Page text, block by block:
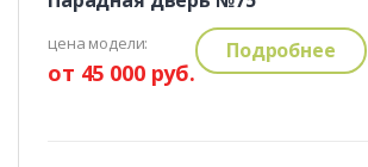
цена модели:
от 45 000 руб.
Подробнее